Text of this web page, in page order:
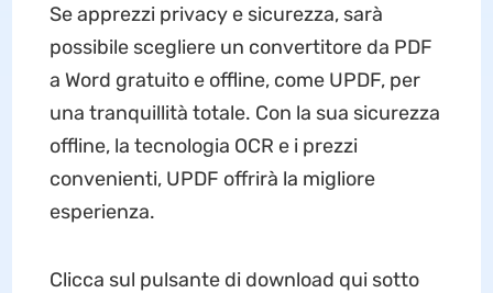
Se apprezzi privacy e sicurezza, sarà
possibile scegliere un convertitore da PDF
a Word gratuito e offline, come UPDF, per
una tranquillità totale. Con la sua sicurezza
offline, la tecnologia OCR e i prezzi
convenienti, UPDF offrirà la migliore
esperienza.
Clicca sul pulsante di download qui sotto